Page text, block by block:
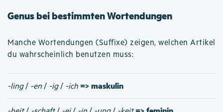
Genus bei bestimmten Wortendungen
Manche Wortendungen (Suffixe) zeigen, welchen Artikel
du wahrscheinlich benutzen muss:
-ling/ -en / -ig/ -ich => maskulin